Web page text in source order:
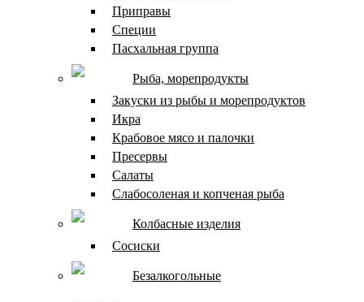
Приправы
Специи
Пасхальная группа
Рыба, морепродукты
Закуски из рыбы и морепродуктов
Икра
Крабовое мясо и палочки
Пресервы
Салаты
Слабосоленая и копченая рыба
Колбасные изделия
Сосиски
Безалкогольные